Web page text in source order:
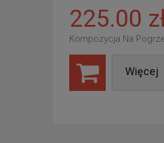
225.00
Kompozycja Na
Więcej